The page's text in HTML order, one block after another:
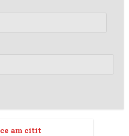
ce am citit